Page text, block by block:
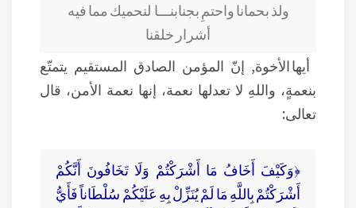
ولذ بحمانا واحتمِ بجنابنـــا لنحميك مما فيه
أشرار خلقنا
أيها الأخوة, إنّ المؤمن الصادق المستقيم يتمتّع
بنعمةٍ، واللهِ لا تعدلها نعمة، إنها نعمة الأمن، قال
تعالى:
﴿وَكَيْفَ أَخَافُ مَا أَشْرَكْتُمْ وَلَا تَخَافُونَ أَنَّكُمْ
أَشْرَكْتُمْ بِاللَّهِ مَا لَمْ يُنَزِّلْ بِهِ عَلَيْكُمْ سُلْطَاناً فَأَيُّ